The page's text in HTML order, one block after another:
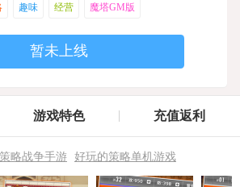
趣味 经营 魔塔GM版
暂未上线
游戏特色 充值返利
略战争手游 好玩的策略单机游戏